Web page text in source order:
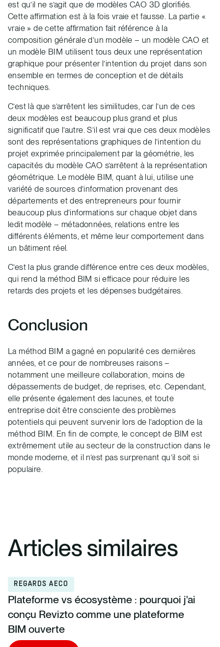
est qu’il ne s’agit que de modèles CAO 3D glorifiés.
Cette affirmation est à la fois vraie et fausse. La partie «
vraie » de cette affirmation fait référence à la
composition générale d’un modèle – un modèle CAO et
un modèle BIM utilisent tous deux une représentation
graphique pour présenter l’intention du projet dans son
ensemble en termes de conception et de détails
techniques.
C’est là que s’arrêtent les similitudes, car l’un de ces
deux modèles est beaucoup plus grand et plus
significatif que l’autre. S’il est vrai que ces deux modèles
sont des représentations graphiques de l’intention du
projet exprimée principalement par la géométrie, les
capacités du modèle CAO s’arrêtent à la représentation
géométrique. Le modèle BIM, quant à lui, utilise une
variété de sources d’information provenant des
départements et des entrepreneurs pour fournir
beaucoup plus d’informations sur chaque objet dans
ledit modèle – métadonnées, relations entre les
différents éléments, et même leur comportement dans
un bâtiment réel.
C’est la plus grande différence entre ces deux modèles,
qui rend la méthod BIM si efficace pour réduire les
retards des projets et les dépenses budgétaires.
Conclusion
La méthod BIM a gagné en popularité ces dernières
années, et ce pour de nombreuses raisons –
notamment une meilleure collaboration, moins de
dépassements de budget, de reprises, etc. Cependant,
elle présente également des lacunes, et toute
entreprise doit être consciente des problèmes
potentiels qui peuvent survenir lors de l’adoption de la
méthod BIM. En fin de compte, le concept de BIM est
extrêmement utile au secteur de la construction dans le
monde moderne, et il n’est pas surprenant qu’il soit si
populaire.
Articles similaires
REGARDS AECO
Plateforme vs écosystème : pourquoi j'ai
conçu Revizto comme une plateforme
BIM ouverte